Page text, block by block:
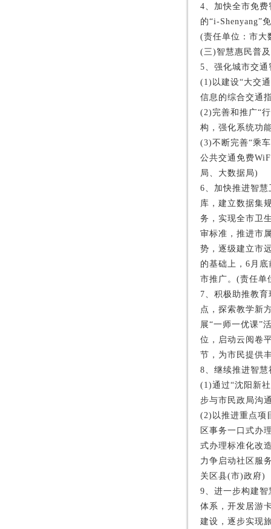
4、加快全市免
的“i-Shenyang”
(责任单位：市大
(三)智慧惠民普
5、强化城市交
(1)以建设“大交
信息的综合交通
(2)完善和推广“
构，强化系统功
(3)不断完善“乘
公共交通免费
局、大数据局)
6、加快推进智
库，建立数据集
务，实现全市卫
审标准，推进市
势，逐级建立市
的基础上，6月
市推广。(责任单
7、积极助推教
点，探索教学新
展“一师一优课”
位，启动云阅卷
节，为市民提供
8、继续推进智
(1)通过“沈阳新
步与市民政局沟
(2)以推进重点项
区事务一口式办
式办理标准化改
力争启动社区服
关区县(市)政府)
9、进一步构建
体系，开发居游
建设，逐步实现